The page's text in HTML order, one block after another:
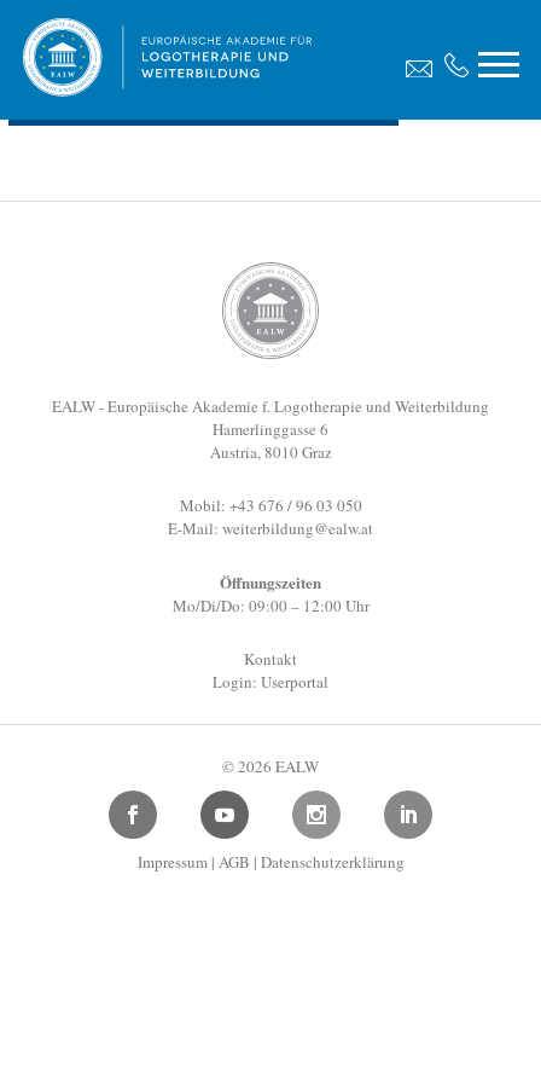
Diplomarbeit, Egger Maria
Dateigröße:687.66 KBDateiformat :
EALW - Europäische Akademie f. Logotherapie und Weiterbildung
Hamerlinggasse 6
Austria, 8010 Graz
Mobil: +43 676 / 96 03 050
E-Mail: weiterbildung@ealw.at
Öffnungszeiten
Mo/Di/Do: 09:00 – 12:00 Uhr
Kontakt
Login: Userportal
© 2026 EALW
Impressum| AGB | Datenschutzerklärung